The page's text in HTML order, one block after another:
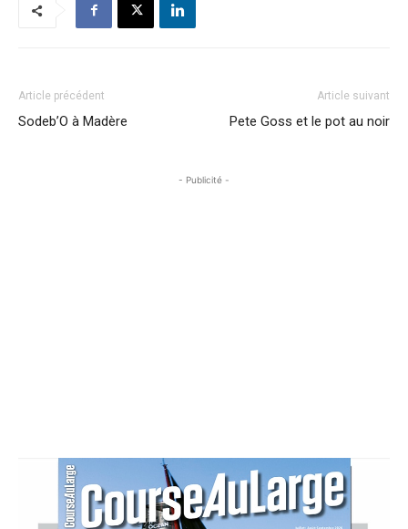
Article précédent
Sodeb’O à Madère
Article suivant
Pete Goss et le pot au noir
- Publicité -